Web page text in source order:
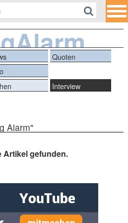
Quoten
Interview
Alarm"
Artikel gefunden.